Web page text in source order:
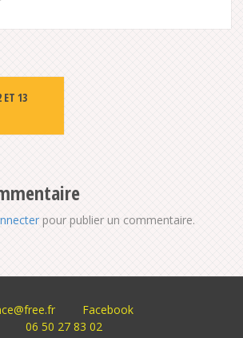
ET 13
pour publier un commentaire.
Facebook
06 50 27 83 02